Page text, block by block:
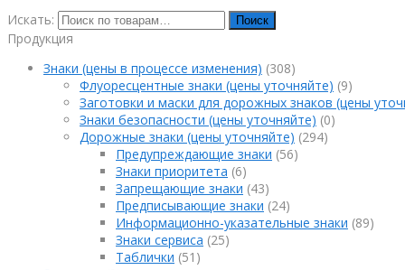
Искать:
Поиск
Продукция
Знаки (цены в процессе изменения) (308)
Флуоресцентные знаки (цены уточняйте) (9)
Заготовки и маски для дорожных знаков (цены
Знаки безопасности (цены уточняйте) (0)
Дорожные знаки (цены уточняйте) (294)
Предупреждающие знаки (56)
Знаки приоритета (6)
Запрещающие знаки (43)
Предписывающие знаки (24)
Информационно-указательные знаки (89)
Знаки сервиса (25)
Таблички (51)